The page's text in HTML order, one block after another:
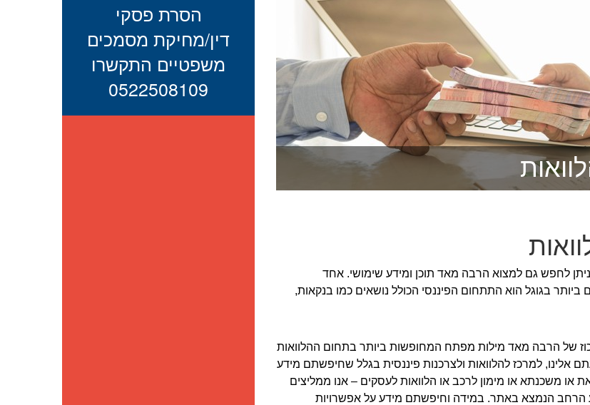
ניתן לחפש גם למצוא הרבה מאד תוכן ומידע שימושי. אחד
בגוגל הוא התתחום הפיננסי הכולל נושאים כמו בנקאות,
של הרבה מאד מילות מפתח המחופשות ביותר בתחום ההלוואות
אלינו, למרכז להלוואות ולצרכנות פיננסית בגלל שחיפשתם מידע
או משכנתא או מימון לרכב או הלוואות לעסקים – אנו ממליצים
הרחב הנמצא באתר. במידה וחיפשתם מידע על אפשרויות
הסרת פסקי
דין/מחיקת מסמכים
משפטיים התקשרו
0522508109